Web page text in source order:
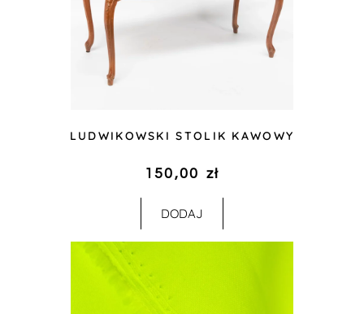
LUDWIKOWSKI STOLIK KAWOWY
150,00 zł
DODAJ